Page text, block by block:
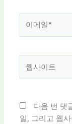
*
다음 번 댓
일, 그리고 웹